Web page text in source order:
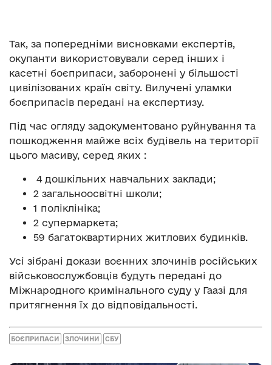
Так, за попередніми висновками експертів,
окупанти використовували серед інших і
касетні боєприпаси, заборонені у більшості
цивілізованих країн світу. Вилучені уламки
боєприпасів передані на експертизу.
Під час огляду задокументовано руйнування та
пошкодження майже всіх будівель на території
цього масиву, серед яких :
4 дошкільних навчальних заклади;
2 загальноосвітні школи;
1 поліклініка;
2 супермаркета;
59 багатоквартирних житлових будинків.
Усі зібрані докази воєнних злочинів російських
військовослужбовців будуть передані до
Міжнародного кримінального суду у Гаазі для
притягнення їх до відповідальності.
БОЄПРИПАСИ ЗЛОЧИНИ СБУ